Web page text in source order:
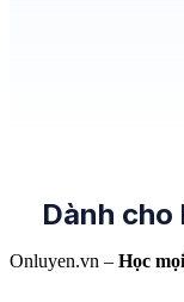
Dành cho
Onluyen.vn – Học